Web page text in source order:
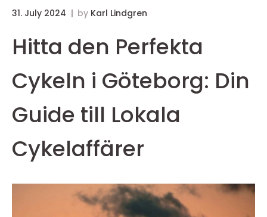
31. July 2024 by Karl Lindgren
Hitta den Perfekta
Cykeln i Göteborg: Din
Guide till Lokala
Cykelaffärer